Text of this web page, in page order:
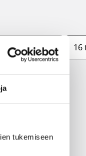
tukemiseen